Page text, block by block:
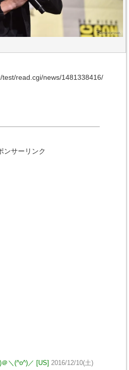
read.cgi/news/1481338416/
ンサーリンク
＼(^o^)／ [US]
2016/12/10(土)